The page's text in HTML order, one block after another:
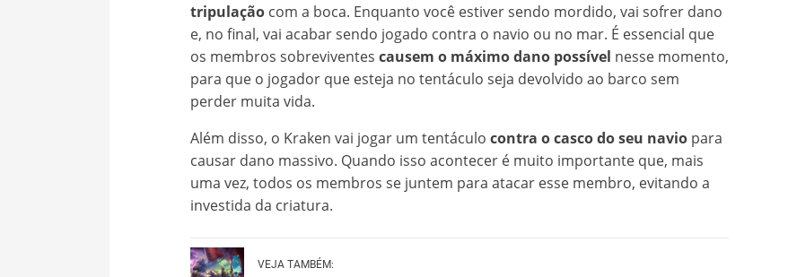
tripulação com a boca. Enquanto você estiver sendo mordido, vai sofrer dano
e, no final, vai acabar sendo jogado contra o navio ou no mar. É essencial que
os membros sobreviventes causem o máximo dano possível nesse momento,
para que o jogador que esteja no tentáculo seja devolvido ao barco sem
perder muita vida.
Além disso, o Kraken vai jogar um tentáculo contra o casco do seu navio para
causar dano massivo. Quando isso acontecer é muito importante que, mais
uma vez, todos os membros se juntem para atacar esse membro, evitando a
investida da criatura.
VEJA TAMBÉM: